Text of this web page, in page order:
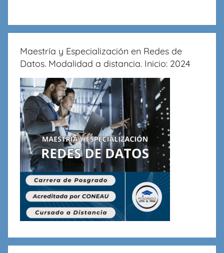
Maestría y Especialización en Redes de
Datos. Modalidad a distancia. Inicio: 2024